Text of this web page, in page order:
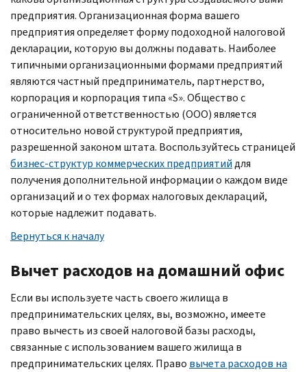
предприятия. Организационная форма вашего
предприятия определяет форму подоходной налоговой
декларации, которую вы должны подавать. Наиболее
типичными организационными формами предприятий
являются частный предприниматель, партнерство,
корпорация и корпорация типа «S». Общество с
ограниченной ответственностью (ООО) является
относительно новой структурой предприятия,
разрешенной законом штата. Воспользуйтесь страницей
бизнес-структур коммерческих предприятийдля
получения дополнительной информации о каждом виде
организаций и о тех формах налоговых деклараций,
которые надлежит подавать.
Вернуться к началу
Вычет расходов на домашний офис
Если вы используете часть своего жилища в
предпринимательских целях, вы, возможно, имеете
право вычесть из своей налоговой базы расходы,
связанные с использованием вашего жилища в
предпринимательских целях. Право вычета расходов на